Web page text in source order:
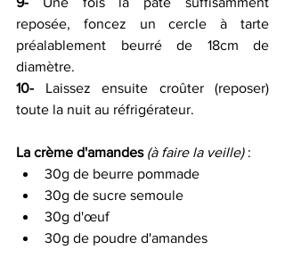
reposée, foncez un cercle à tarte
préalablement beurré de 18cm de
diamètre.
10- Laissez ensuite croûter (reposer)
toute la nuit au réfrigérateur.
La crème d'amandes (à faire la veille) :
30g de beurre pommade
30g de sucre semoule
30g d'œuf
30g de poudre d'amandes